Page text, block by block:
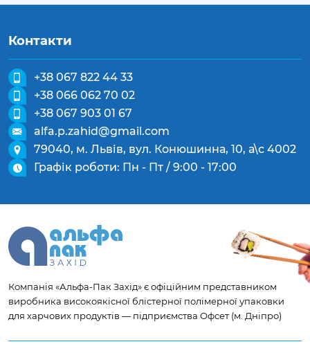
Контакти
+38 067 822 44 33
+38 066 062 70 02
+38 067 903 01 67
alfa.p.zahid@gmail.com
79040, м. Львів, вул. Конюшинна, 10, а\с 4002
Графік роботи: Пн - Пт / 9:00 - 17:00
Компанія «Альфа-Пак Захід» є офіційним представником
виробника високоякісної блістерної полімерної упаковки
для харчових продуктів — підприємства Офсет (м. Дніпро)